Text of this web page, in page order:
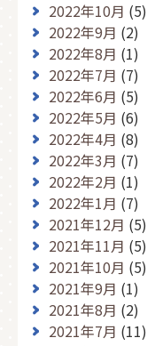
2022年10月 (5)
2022年9月 (2)
2022年8月 (1)
2022年7月 (7)
2022年6月 (5)
2022年5月 (6)
2022年4月 (8)
2022年3月 (7)
2022年2月 (1)
2022年1月 (7)
2021年12月 (5)
2021年11月 (5)
2021年10月 (5)
2021年9月 (1)
2021年8月 (2)
2021年7月 (11)